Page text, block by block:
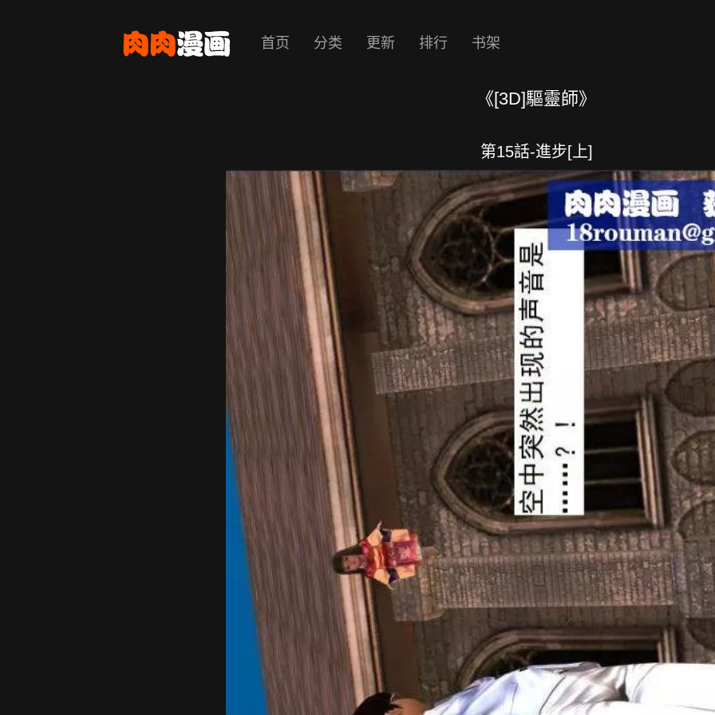
首页 分类 更新 排行 书架
《[3D]驅靈師》
第15話-進步[上]